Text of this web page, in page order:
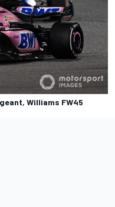
Williams FW45